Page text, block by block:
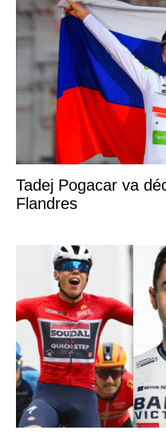
Tadej Pogacar va
Flandres